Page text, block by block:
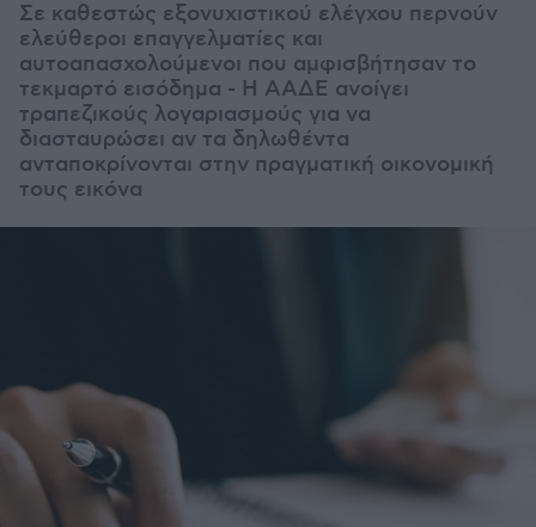
Σε καθεστώς εξονυχιστικού ελέγχου περνούν
ελεύθεροι επαγγελματίες και
αυτοαπασχολούμενοι που αμφισβήτησαν το
τεκμαρτό εισόδημα - Η ΑΑΔΕ ανοίγει
τραπεζικούς λογαριασμούς για να
διασταυρώσει αν τα δηλωθέντα
ανταποκρίνονται στην πραγματική οικονομική
τους εικόνα